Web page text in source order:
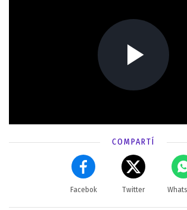
COMPARTÍ
Facebok Twitter